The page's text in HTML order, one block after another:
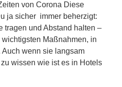
von Corona Diese
ja sicher immer beherzigt:
tragen und Abstand halten –
Maßnahmen, in
wenn sie langsam
wissen wie ist es in Hotels